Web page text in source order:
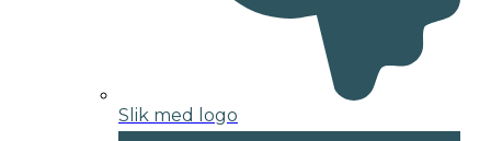
Slik med logo